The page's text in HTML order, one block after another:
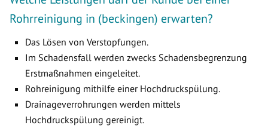
Rohrreinigung in (beckingen) erwarten?
Das Lösen von Verstopfungen.
Im Schadensfall werden zwecks Schadensbegrenzung
Erstmaßnahmen eingeleitet.
Rohreinigung mithilfe einer Hochdruckspülung.
Drainageverrohrungen werden mittels
Hochdruckspülung gereinigt.